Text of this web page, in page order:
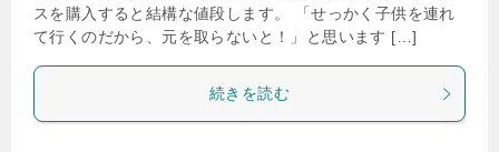
スを購入すると結構な値段します。 「せっかく子供を連れ
て行くのだから、元を取らないと！」と思います […]
続きを読む